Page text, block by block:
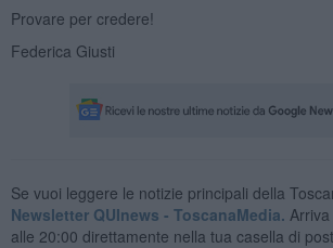
Provare per credere!
Federica Giusti
Se vuoi leggere le notizie principali della
Newsletter QUInews - ToscanaMedia.
alle 20:00 direttamente nella tua casella di